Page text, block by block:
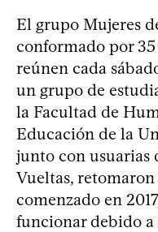
El grupo Mujeres
conformado por
reúnen cada
un grupo de
la Facultad de
Educación de la
junto con usuarias
Vueltas,
comenzado en
funcionar debido a